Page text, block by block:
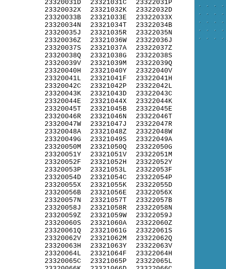
23320031D
23320032X
23320033B
23320034N
23320035J
23320036Z
23320037S
23320038Q
23320039V
23320040H
23320041L
23320042C
23320043K
23320044E
23320045T
23320046R
23320047W
23320048A
23320049G
23320050M
23320051Y
23320052F
23320053P
23320054D
23320055X
23320056B
23320057N
23320058J
23320059Z
23320060S
23320061Q
23320062V
23320063H
23320064L
23320065C
23321031C
23321032K
23321033E
23321034T
23321035R
23321036W
23321037A
23321038G
23321039M
23321040Y
23321041F
23321042P
23321043D
23321044X
23321045B
23321046N
23321047J
23321048Z
23321049S
23321050Q
23321051V
23321052H
23321053L
23321054C
23321055K
23321056E
23321057T
23321058R
23321059W
23321060A
23321061G
23321062M
23321063Y
23321064F
23321065P
23322031P
23322032D
23322033X
23322034B
23322035N
23322036J
23322037Z
23322038S
23322039Q
23322040V
23322041H
23322042L
23322043C
23322044K
23322045E
23322046T
23322047R
23322048W
23322049A
23322050G
23322051M
23322052Y
23322053F
23322054P
23322055D
23322056X
23322057B
23322058N
23322059J
23322060Z
23322061S
23322062Q
23322063V
23322064H
23322065L